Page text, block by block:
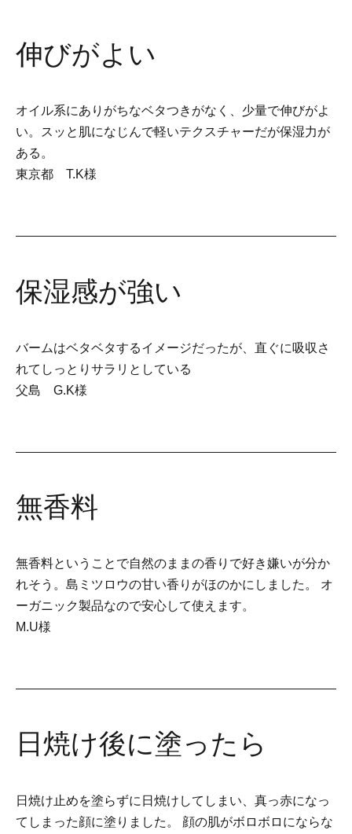
伸びがよい
オイル系にありがちなベタつきがなく、少量で伸びがよ
い。スッと肌になじんで軽いテクスチャーだが保湿力が
ある。
東京都 T.K様
保湿感が強い
バームはベタベタするイメージだったが、直ぐに吸収さ
れてしっとりサラリとしている
父島 G.K様
無香料
無香料ということで自然のままの香りで好き嫌いが分か
れそう。島ミツロウの甘い香りがほのかにしました。 オ
ーガニック製品なので安心して使えます。
M.U様
日焼け後に塗ったら
日焼け止めを塗らずに日焼けしてしまい、真っ赤になっ
てしまった顔に塗りました。 顔の肌がボロボロにならな